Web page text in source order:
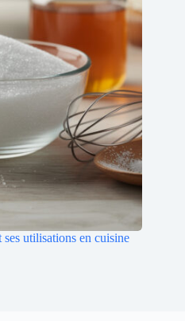
utilisations en cuisine